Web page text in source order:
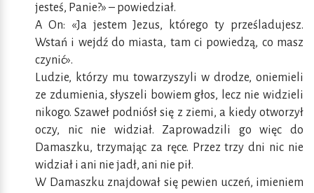
jesteś, Panie?» – powiedział.
A On: «Ja jestem Jezus, którego ty prześladujesz.
Wstań i wejdź do miasta, tam ci powiedzą, co masz
czynić».
Ludzie, którzy mu towarzyszyli w drodze, oniemieli
ze zdumienia, słyszeli bowiem głos, lecz nie widzieli
nikogo. Szaweł podniósł się z ziemi, a kiedy otworzył
oczy, nic nie widział. Zaprowadzili go więc do
Damaszku, trzymając za ręce. Przez trzy dni nic nie
widział i ani nie jadł, ani nie pił.
W Damaszku znajdował się pewien uczeń, imieniem